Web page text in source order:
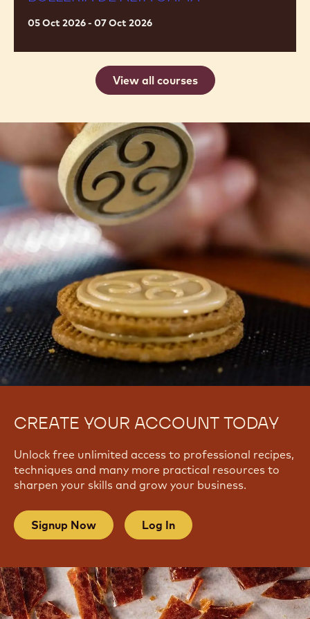
05 Oct 2026 - 07 Oct 2026
View all courses
CREATE YOUR ACCOUNT TODAY
Unlock free unlimited access to professional recipes,
techniques and many more practical resources to
sharpen your skills and grow your business.
Signup Now Log In